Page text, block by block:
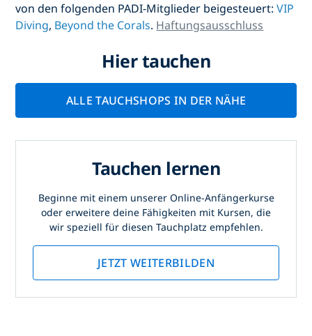
von den folgenden PADI-Mitglieder beigesteuert:VIP
Diving, Beyond the Corals. Haftungsausschluss
Hier tauchen
ALLE TAUCHSHOPS IN DER NÄHE
Tauchen lernen
Beginne mit einem unserer Online-Anfängerkurse
oder erweitere deine Fähigkeiten mit Kursen, die
wir speziell für diesen Tauchplatz empfehlen.
JETZT WEITERBILDEN